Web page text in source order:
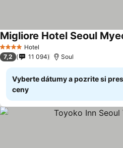
4 Počet hviezdičiek
Hotel
Migliore Hotel Seoul
7,2 11 094 Soul
Vyberte dátumy a pozrite si
ceny